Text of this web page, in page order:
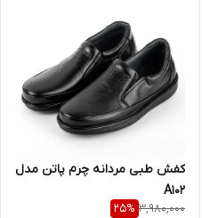
کفش طبی مردانه چرم پاتن مدل
A102
3,980,000
25%